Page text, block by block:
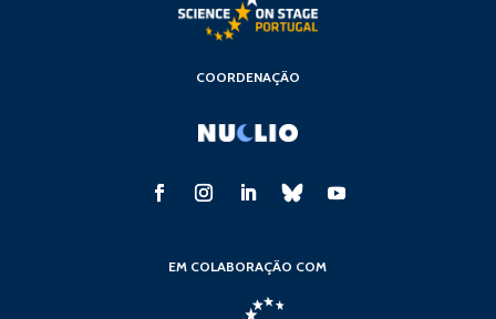
COORDENAÇÃO
EM COLABORAÇÃO COM